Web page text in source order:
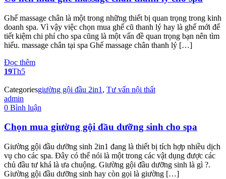
Ghế massage chân là một trong những thiết bị quan trọng trong kinh
doanh spa. Vì vậy việc chọn mua ghế cũ thanh lý hay là ghế mới để
tiết kiệm chi phí cho spa cũng là một vấn đề quan trọng bạn nên tìm
hiểu. massage chân tại spa Ghế massage chân thanh lý […]
Đọc thêm
19Th5
Categoriesgiường gội đầu 2in1 , Tư vấn nội thất
admin
0 Bình luận
Chọn mua giường gội đầu dưỡng sinh cho spa
Giường gội đầu dưỡng sinh 2in1 đang là thiết bị tích hợp nhiều dịch
vụ cho các spa. Đây có thể nói là một trong các vật dụng được các
chủ đầu tư khá là ưa chuộng. Giường gội đầu dưỡng sinh là gì ?.
Giường gội đầu dưỡng sinh hay còn gọi là giường […]